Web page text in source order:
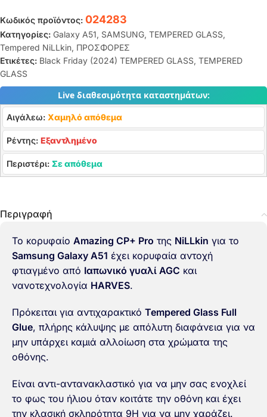
Κωδικός προϊόντος: 024283
Κατηγορίες: Galaxy A51, SAMSUNG, TEMPERED GLASS,
Tempered NiLLkin, ΠΡΟΣΦΟΡΕΣ
Ετικέτες: Black Friday (2024) TEMPERED GLASS, TEMPERED
GLASS
Live διαθεσιμότητα καταστημάτων:
Αιγάλεω: Χαμηλό απόθεμα
Ρέντης: Εξαντλημένο
Περιστέρι: Σε απόθεμα
Περιγραφή
Το κορυφαίο Amazing CP+ Pro της NiLLkin για το
Samsung Galaxy A51 έχει κορυφαία αντοχή
φτιαγμένο από Ιαπωνικό γυαλί AGC και
νανοτεχνολογία HARVES.
Πρόκειται για αντιχαρακτικό Tempered Glass Full
Glue, πλήρης κάλυψης με απόλυτη διαφάνεια για να
μην υπάρχει καμιά αλλοίωση στα χρώματα της
οθόνης.
Είναι αντι-αντανακλαστικό για να μην σας ενοχλεί
το φως του ήλιου όταν κοιτάτε την οθόνη και έχει
την κλασική σκληρότητα 9H για να μην χαράζει.